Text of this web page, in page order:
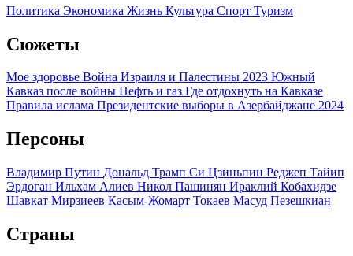
Политика Экономика Жизнь Культура Спорт Туризм
Сюжеты
Мое здоровье Война Израиля и Палестины 2023 Южный
Кавказ после войны Нефть и газ Где отдохнуть на Кавказе
Правила ислама Президентские выборы в Азербайджане 2024
Персоны
Владимир Путин Дональд Трамп Си Цзиньпин Реджеп Тайип
Эрдоган Ильхам Алиев Никол Пашинян Ираклий Кобахидзе
Шавкат Мирзиеев Касым-Жомарт Токаев Масуд Пезешкиан
Страны